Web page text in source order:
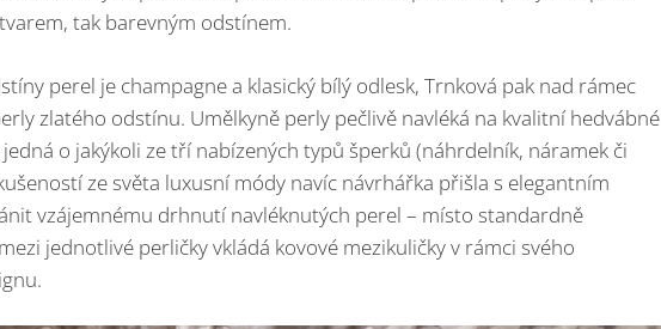
tak barevným odstínem.
perel je champagne a klasický bílý odlesk, Trnková pak nad rámec
zlatého odstínu. Umělkyně perly pečlivě navléká na kvalitní hedvábné
o jakýkoli ze tří nabízených typů šperků (náhrdelník, náramek či
ze světa luxusní módy navíc návrhářka přišla s elegantním
vzájemnému drhnutí navléknutých perel – místo standardně
jednotlivé perličky vkládá kovové mezikuličky v rámci svého